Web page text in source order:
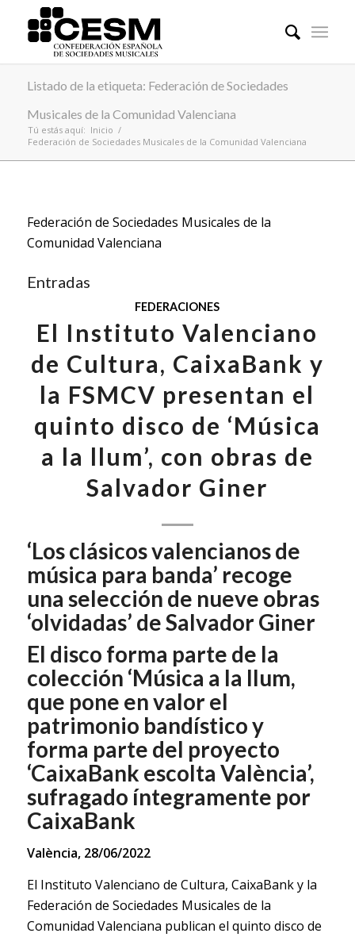
Listado de la etiqueta: Federación de Sociedades
Musicales de la Comunidad Valenciana
Tú estás aquí: Inicio /
Federación de Sociedades Musicales de la Comunidad Valenciana
Federación de Sociedades Musicales de la
Comunidad Valenciana
Entradas
FEDERACIONES
El Instituto Valenciano
de Cultura, CaixaBank y
la FSMCV presentan el
quinto disco de ‘Música
a la llum’, con obras de
Salvador Giner
‘Los clásicos valencianos de
música para banda’ recoge
una selección de nueve obras
‘olvidadas’ de Salvador Giner
El disco forma parte de la
colección ‘Música a la llum,
que pone en valor el
patrimonio bandístico y
forma parte del proyecto
‘CaixaBank escolta València’,
sufragado íntegramente por
CaixaBank
València, 28/06/2022
El Instituto Valenciano de Cultura, CaixaBank y la
Federación de Sociedades Musicales de la
Comunidad Valenciana publican el quinto disco de